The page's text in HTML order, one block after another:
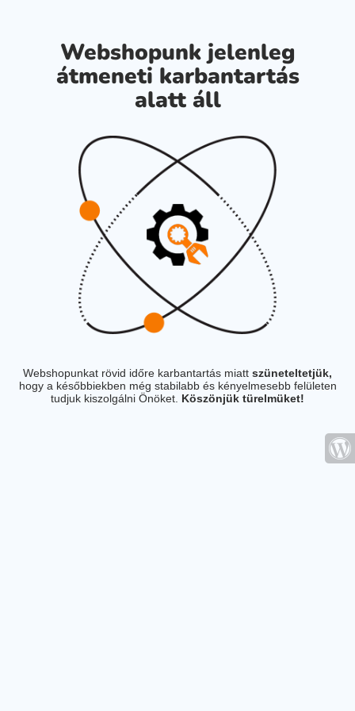
Webshopunk jelenleg
átmeneti karbantartás
alatt áll
Webshopunkat rövid időre karbantartás miatt szüneteltetjük,
hogy a későbbiekben még stabilabb és kényelmesebb felületen
tudjuk kiszolgálni Önöket. Köszönjük türelmüket!